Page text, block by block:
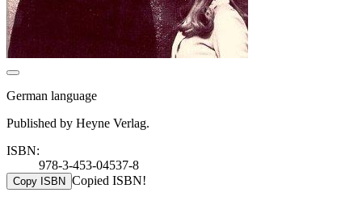
German language
Published by Heyne Verlag.
ISBN:
978-3-453-04537-8
Copy ISBN Copied ISBN!